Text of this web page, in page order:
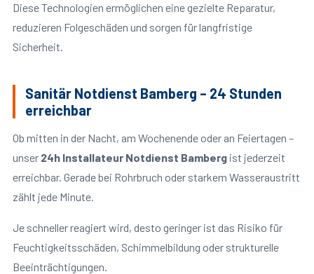
Diese Technologien ermöglichen eine gezielte Reparatur,
reduzieren Folgeschäden und sorgen für langfristige
Sicherheit.
Sanitär Notdienst Bamberg – 24 Stunden
erreichbar
Ob mitten in der Nacht, am Wochenende oder an Feiertagen –
unser 24h Installateur Notdienst Bambergist jederzeit
erreichbar. Gerade bei Rohrbruch oder starkem Wasseraustritt
zählt jede Minute.
Je schneller reagiert wird, desto geringer ist das Risiko für
Feuchtigkeitsschäden, Schimmelbildung oder strukturelle
Beeinträchtigungen.